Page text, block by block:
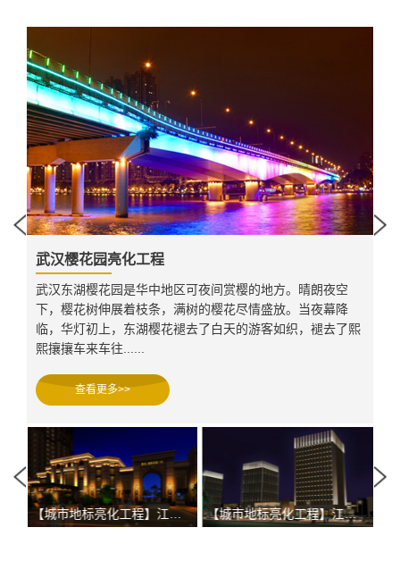
武汉樱花园亮化工程
武汉东湖樱花园是华中地区可夜间赏樱的地方。晴朗夜空
下，樱花树伸展着枝条，满树的樱花尽情盛放。当夜幕降
临，华灯初上，东湖樱花褪去了白天的游客如织，褪去了熙
熙攘攘车来车往......
查看更多>>
【城市地标亮化工程】江门市特色地标照明景观 【城市地标亮化工程】江门市特色地标照明景观